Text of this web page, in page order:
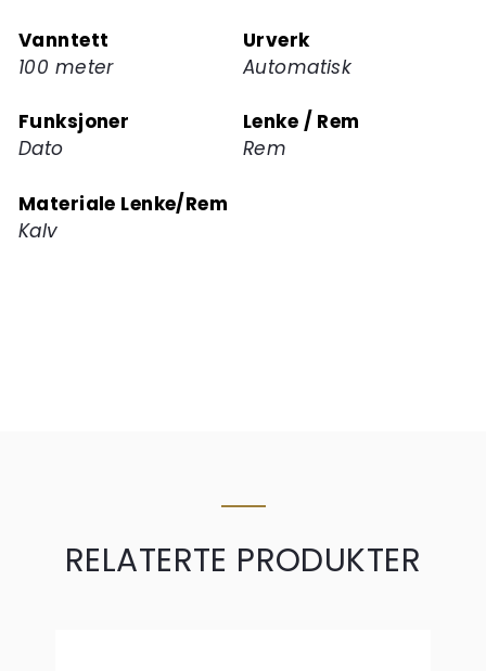
Vanntett
100 meter
Urverk
Automatisk
Funksjoner
Dato
Lenke / Rem
Rem
Materiale Lenke/Rem
Kalv
RELATERTE PRODUKTER